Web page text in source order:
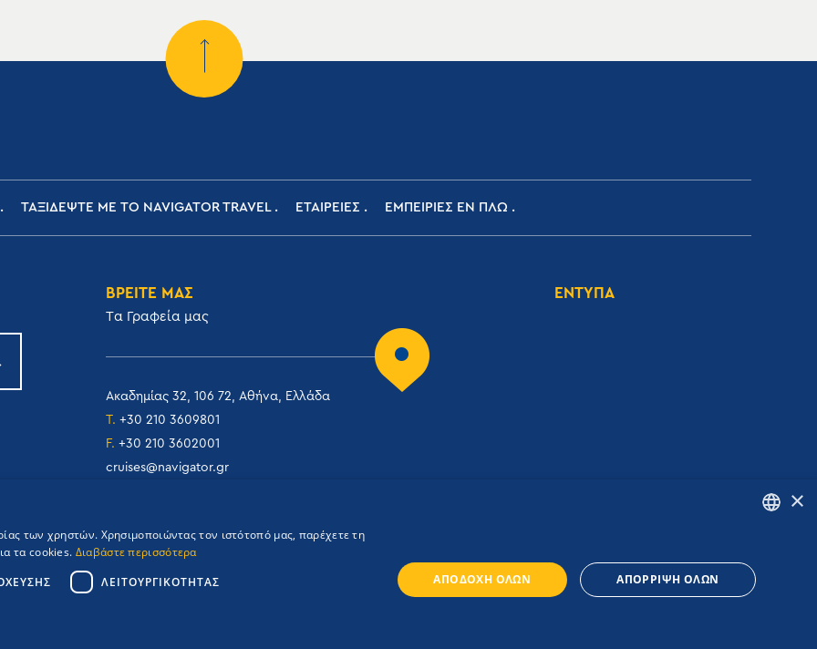
ΤΑΞΙΔΕΨΤΕ ΜΕ ΤΟ NAVIGATOR TRAVEL ΕΤΑΙΡΕΙΕΣ ΕΜΠΕΙΡΙΕΣ ΕΝ ΠΛΩ
ΒΡΕΙΤΕ ΜΑΣ
Tα Γραφεία μας
Ακαδημίας 32, 106 72, Αθήνα, Ελλάδα
T. +30 210 3609801
F. +30 210 3602001
cruises@navigator.gr
ΕΝΤΥΠΑ
GREEK
×
των χρηστών. Χρησιμοποιώντας τον ιστότοπό μας, παρέχετε τη
τα cookies. Διαβάστε περισσότερα
ΛΕΙΤΟΥΡΓΙΚΌΤΗΤΑΣ ΑΠΟΔΟΧΉ ΌΛΩΝ ΑΠΌΡΡΙΨΗ ΌΛΩΝ